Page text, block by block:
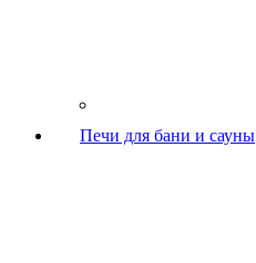
Печи для бани и сауны